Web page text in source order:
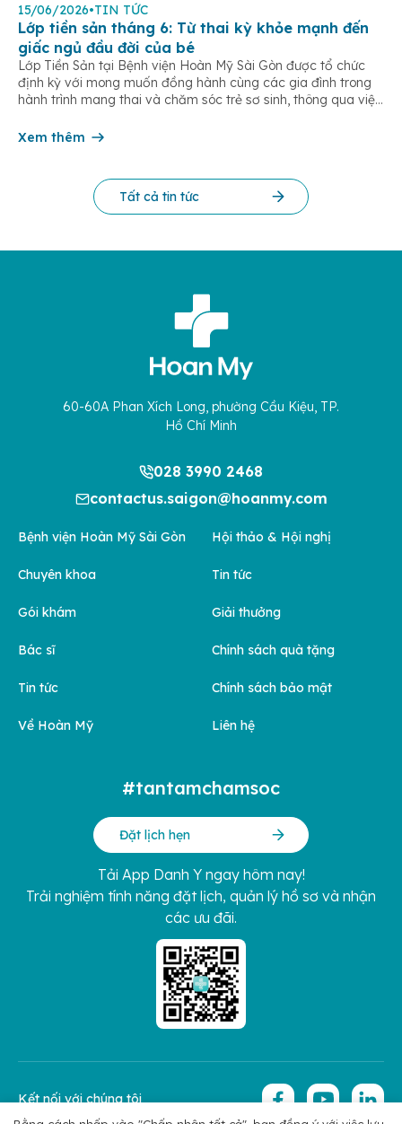
15/06/2026•TIN TỨC
Lớp tiền sản tháng 6: Từ thai kỳ khỏe mạnh đến
giấc ngủ đầu đời của bé
Lớp Tiền Sản tại Bệnh viện Hoàn Mỹ Sài Gòn được tổ chức
định kỳ với mong muốn đồng hành cùng các gia đình trong
hành trình mang thai và chăm sóc trẻ sơ sinh, thông qua việc
kỳ và sau sinh. Trong tháng 6/2026, chương […]
Xem thêm
Tất cả tin tức
60-60A Phan Xích Long, phường Cầu Kiệu, TP.
Hồ Chí Minh
028 3990 2468
contactus.saigon@hoanmy.com
Bệnh viện Hoàn Mỹ Sài Gòn
Chuyên khoa
Gói khám
Bác sĩ
Tin tức
Về Hoàn Mỹ
Hội thảo & Hội nghị
Tin tức
Giải thưởng
Chính sách quà tặng
Chính sách bảo mật
Liên hệ
#tantamchamsoc
Đặt lịch hẹn
Tải App Danh Y ngay hôm nay!
Trải nghiệm tính năng đặt lịch, quản lý hồ sơ và nhận
các ưu đãi.
Kết nối với chúng tôi